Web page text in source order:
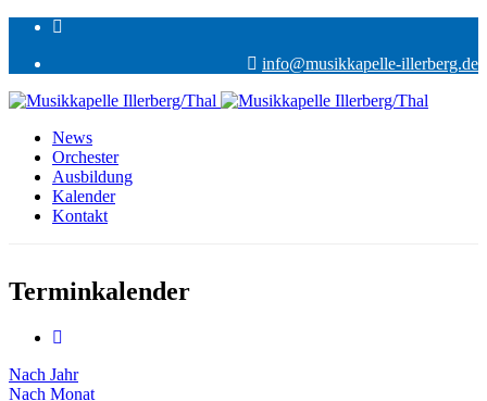
info@musikkapelle-illerberg.de
News
Orchester
Ausbildung
Kalender
Kontakt
Terminkalender
Nach Jahr
Nach Monat